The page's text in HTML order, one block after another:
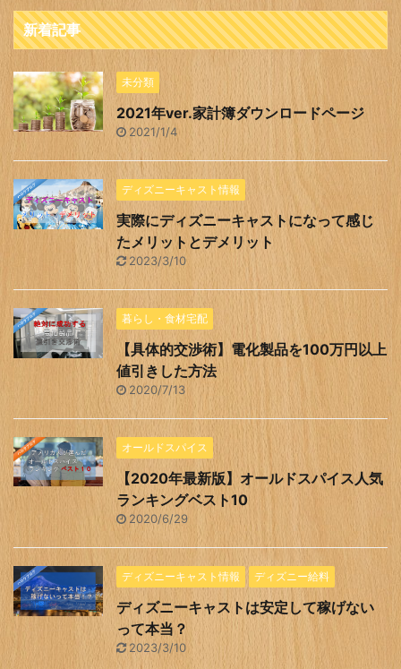
新着記事
未分類
2021年ver.家計簿ダウンロードページ
2021/1/4
ディズニーキャスト情報
実際にディズニーキャストになって感じ
たメリットとデメリット
2023/3/10
暮らし・食材宅配
【具体的交渉術】電化製品を100万円以上
値引きした方法
2020/7/13
オールドスパイス
【2020年最新版】オールドスパイス人気
ランキングベスト10
2020/6/29
ディズニーキャスト情報 ディズニー給料
ディズニーキャストは安定して稼げない
って本当？
2023/3/10